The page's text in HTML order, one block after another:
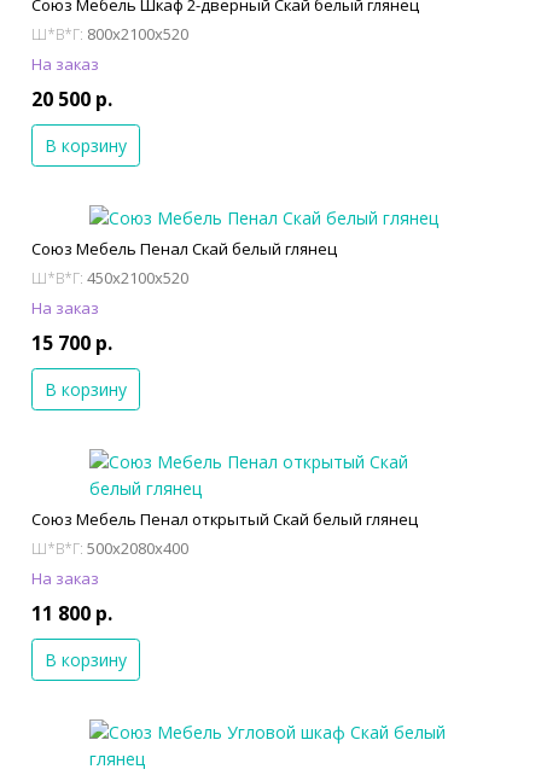
Союз Мебель Шкаф 2-дверный Скай белый глянец
Ш*В*Г: 800x2100x520
На заказ
20 500 р.
В корзину
Союз Мебель Пенал Скай белый глянец
Ш*В*Г: 450x2100x520
На заказ
15 700 р.
В корзину
Союз Мебель Пенал открытый Скай белый глянец
Ш*В*Г: 500x2080x400
На заказ
11 800 р.
В корзину